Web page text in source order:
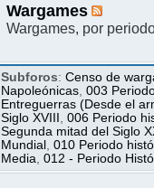
Wargames
Wargames, por
Subforos:Censo de
Napoleónicas ,003
Entreguerras (Desde el
Siglo XVIII
,006 Periodo
Segunda mitad del Siglo
Mundial
,010 Periodo
Media ,012 - Periodo